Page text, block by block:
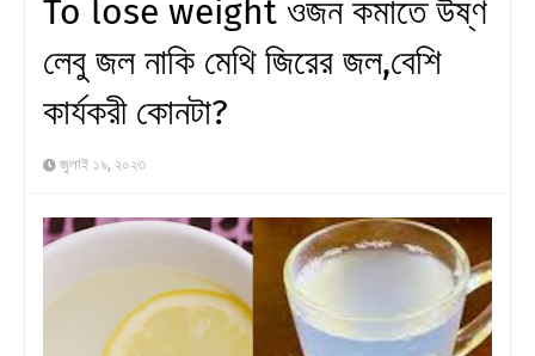
To lose weight ওজন কমাতে উষ্ণ
লেবু জল নাকি মেথি জিরের জল,বেশি
কার্যকরী কোনটা?
জুলাই ১৯, ২০২৩